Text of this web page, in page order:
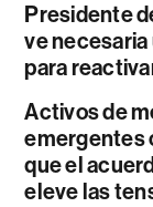
Presidente
ve necesaria
para
Activos de
emergentes
que el
eleve las